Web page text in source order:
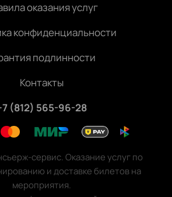
оказания услуг
конфиденциальности
подлинности
Контакты
(812) 565-96-28
сервис. Оказание услуг по
и доставке билетов на
мероприятия.